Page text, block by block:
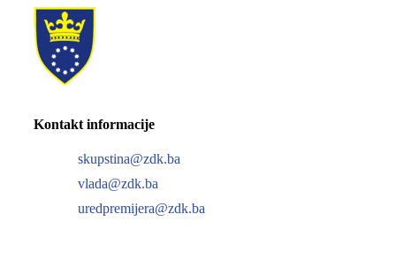
Kontakt informacije
skupstina@zdk.ba
vlada@zdk.ba
uredpremijera@zdk.ba